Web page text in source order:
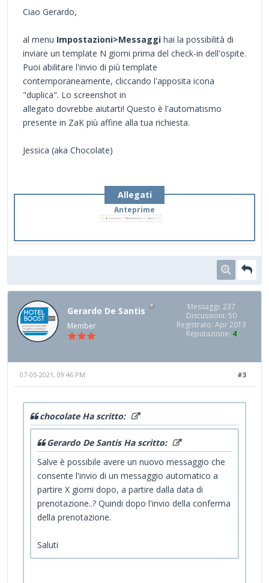
Ciao Gerardo,
al menu Impostazioni>Messaggi hai la possibilità di
inviare un template N giorni prima del check-in dell'ospite.
Puoi abilitare l'invio di più template
contemporaneamente, cliccando l'apposita icona
"duplica". Lo screenshot in
allegato dovrebbe aiutarti! Questo è l'automatismo
presente in ZaK più affine alla tua richiesta.
Jessica (aka Chocolate)
Allegati
Anteprime
Gerardo De Santis
Member
Messaggi: 237
Discussioni: 50
Registrato: Apr 2013
Reputazione: 4
#3
07-05-2021, 09:46 PM
chocolate Ha scritto:
Gerardo De Santis Ha scritto:
Salve è possibile avere un nuovo messaggio che
consente l'invio di un messaggio automatico a
partire X giorni dopo, a partire dalla data di
prenotazione..? Quindi dopo l'invio della conferma
della prenotazione.
Saluti